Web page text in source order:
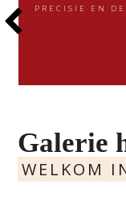
PRECISIE EN
Galerie
WELKOM